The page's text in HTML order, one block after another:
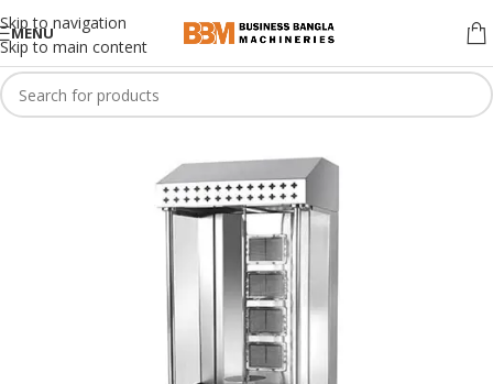
Skip to navigation
Skip to main content
MENU